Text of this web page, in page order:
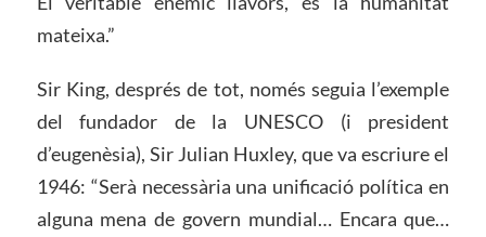
mateixa.”
Sir King, després de tot, només seguia l’exemple
del fundador de la UNESCO (i president
d’eugenèsia), Sir Julian Huxley, que va escriure el
1946: “Serà necessària una unificació política en
alguna mena de govern mundial… Encara que…